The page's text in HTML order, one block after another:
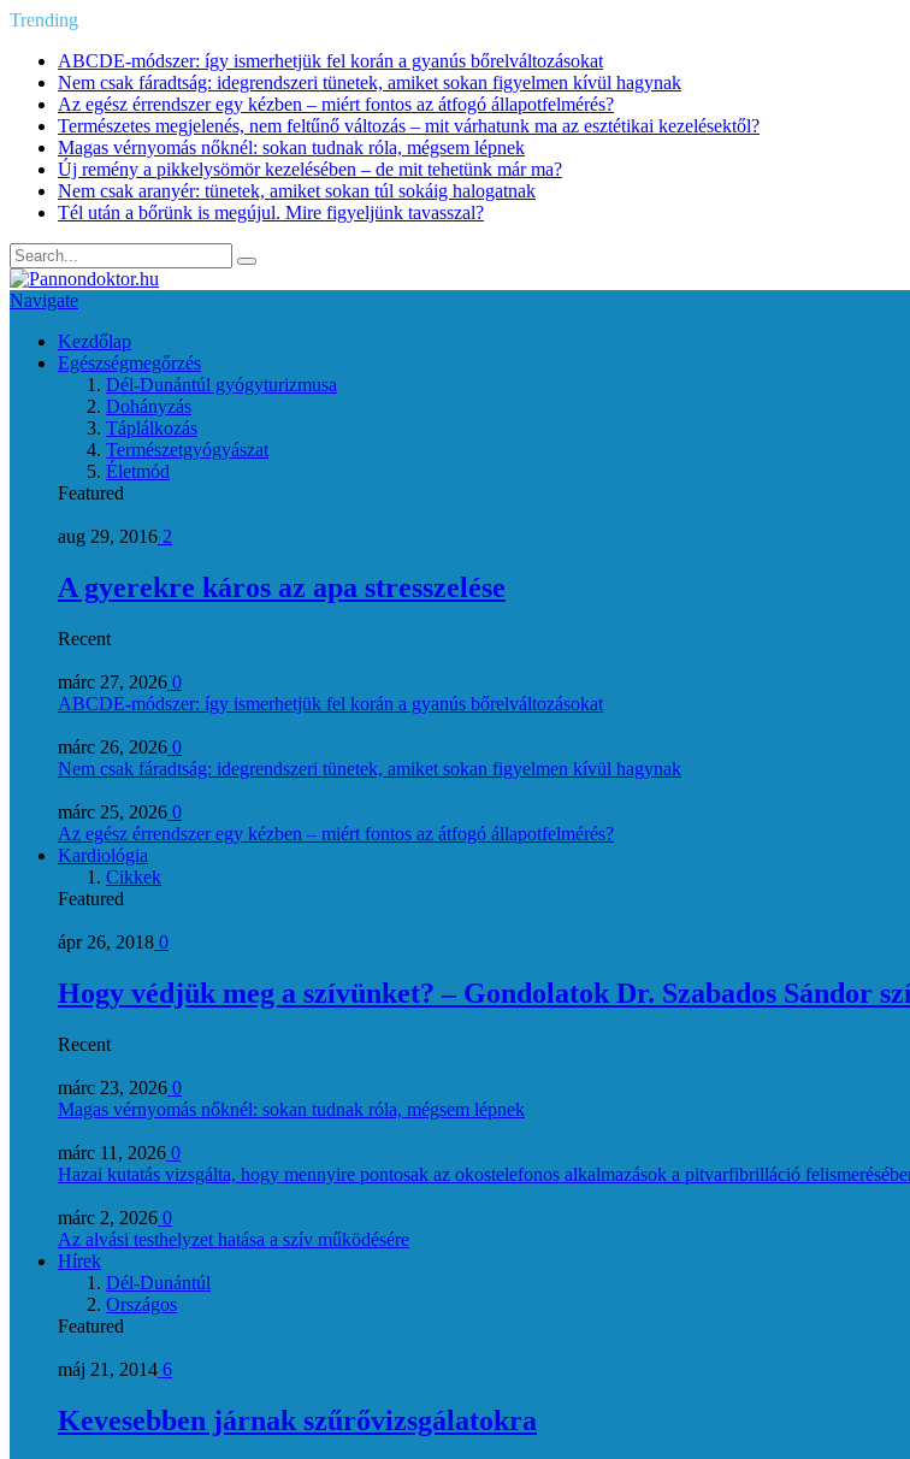
Trending
ABCDE‑módszer: így ismerhetjük fel korán a gyanús bőrelváltozásokat
Nem csak fáradtság: idegrendszeri tünetek, amiket sokan figyelmen kívül hagynak
Az egész érrendszer egy kézben – miért fontos az átfogó állapotfelmérés?
Természetes megjelenés, nem feltűnő változás – mit várhatunk ma az esztétikai kezelésektől?
Magas vérnyomás nőknél: sokan tudnak róla, mégsem lépnek
Új remény a pikkelysömör kezelésében – de mit tehetünk már ma?
Nem csak aranyér: tünetek, amiket sokan túl sokáig halogatnak
Tél után a bőrünk is megújul. Mire figyeljünk tavasszal?
Navigate
Kezdőlap
Egészségmegőrzés
Dél-Dunántúl gyógyturizmusa
Dohányzás
Táplálkozás
Természetgyógyászat
Életmód
Featured
aug 29, 2016 2
A gyerekre káros az apa stresszelése
Recent
márc 27, 2026 0
ABCDE‑módszer: így ismerhetjük fel korán a gyanús bőrelváltozásokat
márc 26, 2026 0
Nem csak fáradtság: idegrendszeri tünetek, amiket sokan figyelmen kívül hagynak
márc 25, 2026 0
Az egész érrendszer egy kézben – miért fontos az átfogó állapotfelmérés?
Kardiológia
Cikkek
Featured
ápr 26, 2018 0
Hogy védjük meg a szívünket? – Gondolatok Dr. Szabados Sándor
Recent
márc 23, 2026 0
Magas vérnyomás nőknél: sokan tudnak róla, mégsem lépnek
márc 11, 2026 0
Hazai kutatás vizsgálta, hogy mennyire pontosak az okostelefonos alkalmazások a pitvarfibrilláció
márc 2, 2026 0
Az alvási testhelyzet hatása a szív működésére
Hírek
Dél-Dunántúl
Országos
Featured
máj 21, 2014 6
Kevesebben járnak szűrővizsgálatokra